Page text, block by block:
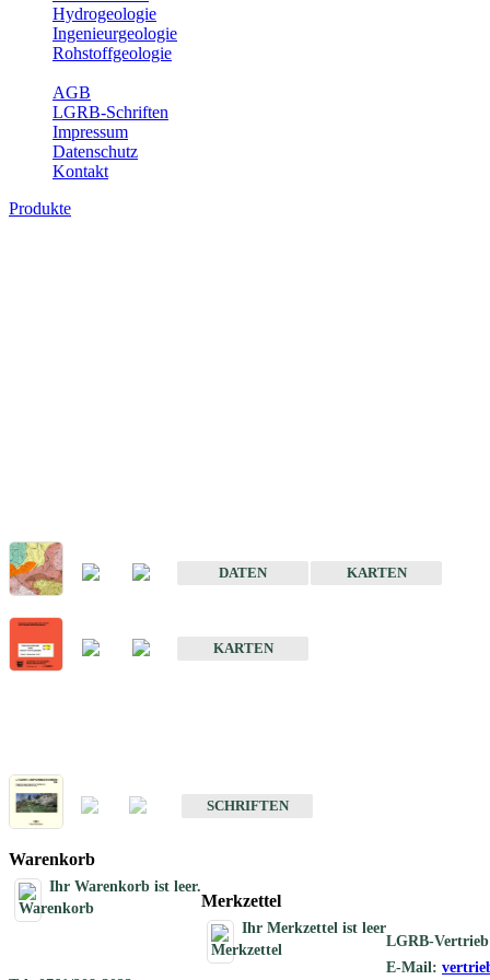
Hydrogeologie
Ingenieurgeologie
Rohstoffgeologie
AGB
LGRB-Schriften
Impressum
Datenschutz
Kontakt
Produkte
DATEN
KARTEN
KARTEN
SCHRIFTEN
Warenkorb
Ihr Warenkorb ist leer.
Merkzettel
Ihr Merkzettel ist leer
LGRB-Vertrieb
E-Mail: